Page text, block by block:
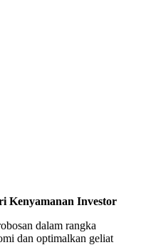
Kenyamanan Investor
dalam rangka
dan optimalkan geliat